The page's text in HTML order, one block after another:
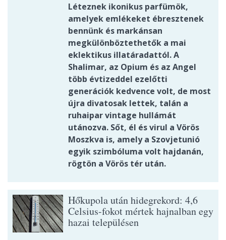
Léteznek ikonikus parfümök,
amelyek emlékeket ébresztenek
bennünk és markánsan
megkülönböztethetők a mai
eklektikus illatáradattól. A
Shalimar, az Opium és az Angel
több évtizeddel ezelőtti
generációk kedvence volt, de most
újra divatosak lettek, talán a
ruhaipar vintage hullámát
utánozva. Sőt, él és virul a Vörös
Moszkva is, amely a Szovjetunió
egyik szimbóluma volt hajdanán,
rögtön a Vörös tér után.
Hőkupola után hidegrekord: 4,6
Celsius-fokot mértek hajnalban egy
hazai településen